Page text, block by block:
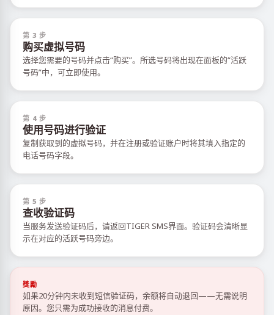
第 3 步
购买虚拟号码
选择您需要的号码并点击“购买”。所选号码将出现在面板的“活跃
号码”中，可立即使用。
第 4 步
使用号码进行验证
复制获取到的虚拟号码，并在注册或验证账户时将其填入指定的
电话号码字段。
第 5 步
查收验证码
当服务发送验证码后，请返回TIGER SMS界面。验证码会清晰显
示在对应的活跃号码旁边。
獎勵
如果20分钟内未收到短信验证码，余额将自动退回——无需说明
原因。您只需为成功接收的消息付费。